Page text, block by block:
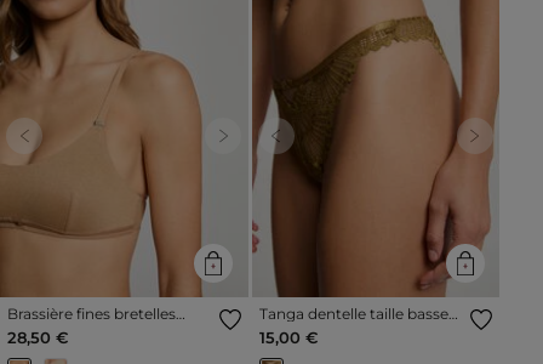
Previous Next
Brassière fines bretelles
jaune or femme
28,50 €
Previous Next
Tanga dentelle taille basse
bronze femme
15,00 €